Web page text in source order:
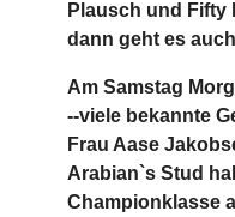
Plausch und Fifty
dann geht es
Am Samstag
--viele bekannte
Frau Aase
Arabian`s Stud
Championklasse